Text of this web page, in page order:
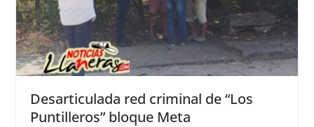
Desarticulada red criminal de “Los
Puntilleros” bloque Meta